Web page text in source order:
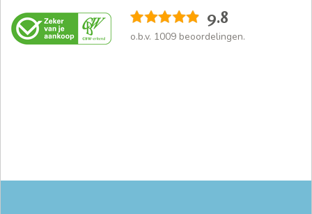
9.8
o.b.v. 1009 beoordelingen.